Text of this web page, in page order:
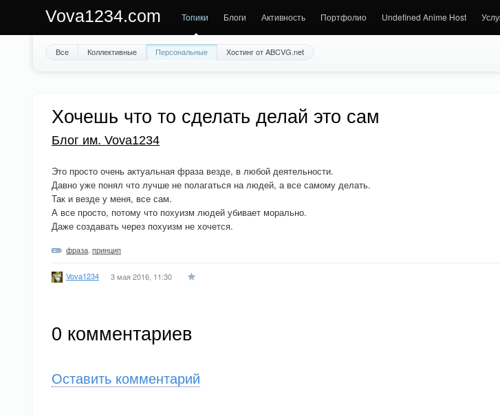
Vova1234.com Топики Блоги Активность Портфолио Undefined Anime Host
Все Коллективные Персональные Хостинг от ABCVG.net
Хочешь что то сделать делай это сам
Блог им. Vova1234
Это просто очень актуальная фраза везде, в любой деятельности.
Давно уже понял что лучше не полагаться на людей, а все самому делать.
Так и везде у меня, все сам.
А все просто, потому что похуизм людей убивает морально.
Даже создавать через похуизм не хочется.
фраза принцип
Vova1234 3 мая 2016, 11:30
0 комментариев
Оставить комментарий